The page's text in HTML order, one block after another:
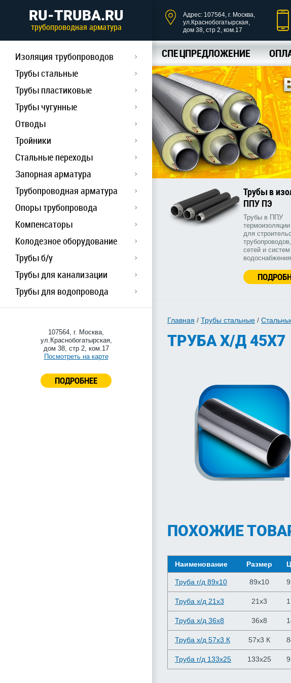
RU-TRUBA.RU
трубопроводная арматура
Изоляция трубопроводов
Трубы стальные
Трубы пластиковые
Трубы чугунные
Отводы
Тройники
Стальные переходы
Запорная арматура
Трубопроводная арматура
Опоры трубопровода
Компенсаторы
Колодезное оборудование
Трубы б/у
Трубы для канализации
Трубы для водопровода
107564, г. Москва,
ул.Краснобогатырская,
дом 38, стр 2, ком.17
Посмотреть на карте
ПОДРОБНЕЕ
Адрес: 107564, г. Москва,
ул.Краснобогатырская,
дом 38, стр 2, ком.17
СПЕЦПРЕДЛОЖЕНИЕ
Трубы в
ППУ ПЭ
Трубы в ППУ
для
сетей и систем
Главная / Трубы стальные /
ТРУБА Х/Д 45X7
ПОХОЖИЕ
Наименование Размер
Труба г/д 89x10 89x10
Труба х/д 21x3 21x3
Труба х/д 36x8 36x8
Труба х/д 57x3 К 57x3 К
Труба г/д 133x25 133x25